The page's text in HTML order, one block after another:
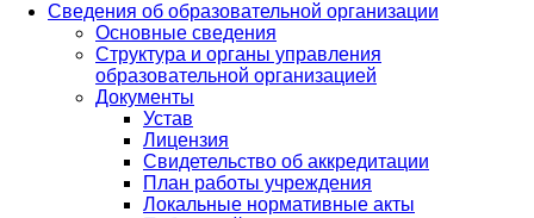
Сведения об образовательной организации
Основные сведения
Структура и органы управления
образовательной организацией
Документы
Устав
Лицензия
Свидетельство об аккредитации
План работы учреждения
Локальные нормативные акты